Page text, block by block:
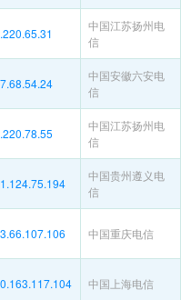
中国江苏扬州电
信
中国安徽六安电
信
中国江苏扬州电
信
中国贵州遵义电
信
中国重庆电信
中国上海电信